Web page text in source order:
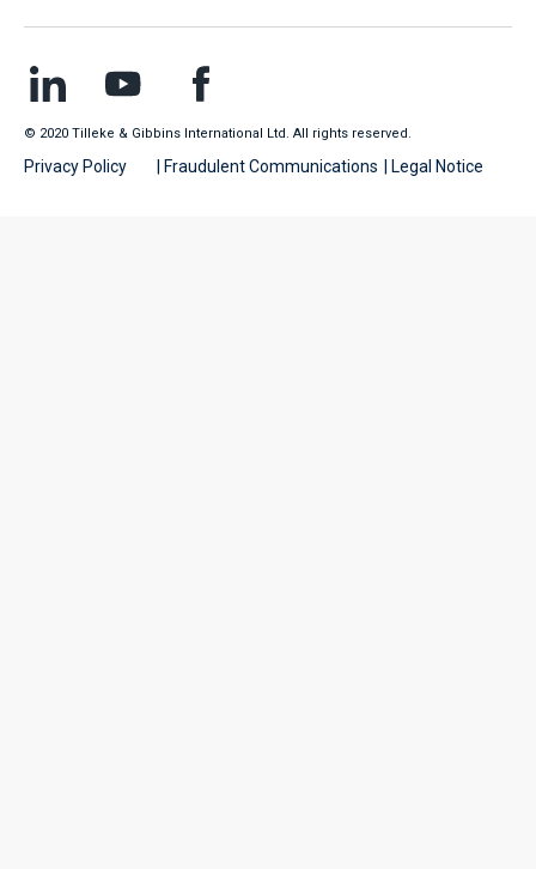
© 2020 Tilleke & Gibbins International Ltd. All rights reserved.
Privacy Policy | Fraudulent Communications | Legal Notice